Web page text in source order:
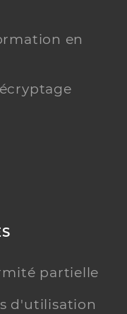
en
partielle
d'utilisation